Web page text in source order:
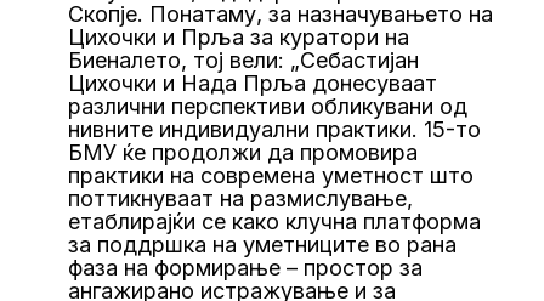
Скопје. Понатаму, за назначувањето на
Цихочки и Прља за куратори на
Биеналето, тој вели: „Себастијан
Цихочки и Нада Прља донесуваат
различни перспективи обликувани од
нивните индивидуални практики. 15-то
БМУ ќе продолжи да промовира
практики на современа уметност што
поттикнуваат на размислување,
етаблирајќи се како клучна платформа
за поддршка на уметниците во рана
фаза на формирање – простор за
ангажирано истражување и за